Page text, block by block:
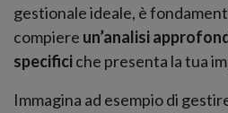
gestionale ideale, è
compiere un’analisi
specificiche presenta la tua
Immagina ad esempio di